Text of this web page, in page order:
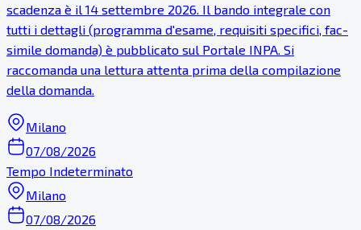
scadenza è il 14 settembre 2026. Il bando integrale con
tutti i dettagli (programma d'esame, requisiti specifici, fac-
simile domanda) è pubblicato sul Portale INPA. Si
raccomanda una lettura attenta prima della compilazione
della domanda.
Milano
07/08/2026
Tempo Indeterminato
Milano
07/08/2026